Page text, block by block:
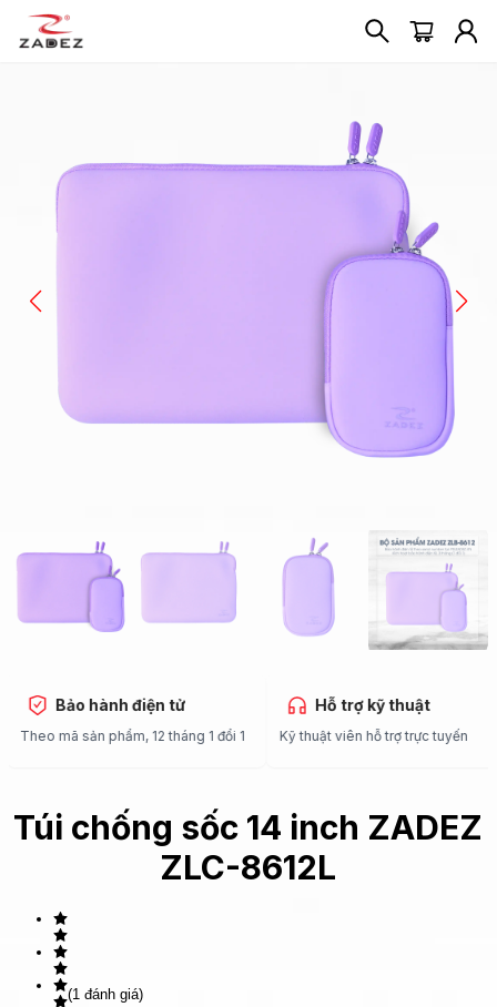
Bảo hành điện tử
Theo mã sản phẩm, 12 tháng 1 đổi 1
Hỗ trợ kỹ thuật
Kỹ thuật viên hỗ trợ trực tuyến
Túi chống sốc 14 inch ZADEZ
ZLC-8612L
(1 đánh giá)